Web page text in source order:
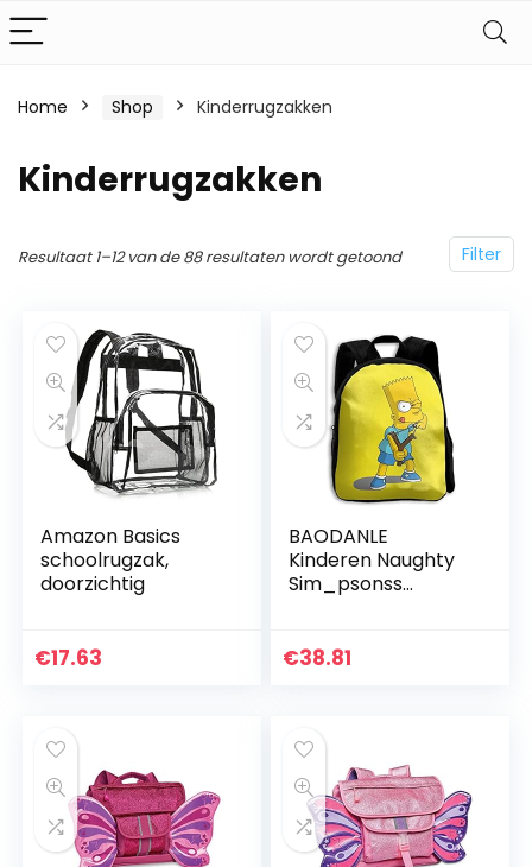
Home Shop Kinderrugzakken
Kinderrugzakken
Filter
Resultaat 1–12 van de 88 resultaten wordt getoond
Amazon Basics
schoolrugzak,
doorzichtig
€17.63
BAODANLE
Kinderen Naughty
Sim_psonss
Lichtgewicht
€38.81